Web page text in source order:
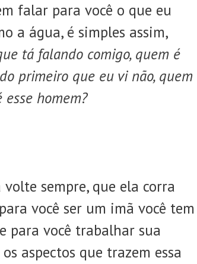
falar para você o que eu
a água, é simples assim,
tá falando comigo, quem é
primeiro que eu vi não, quem
homem?
sempre, que ela corra
você ser um imã você tem
para você trabalhar sua
aspectos que trazem essa